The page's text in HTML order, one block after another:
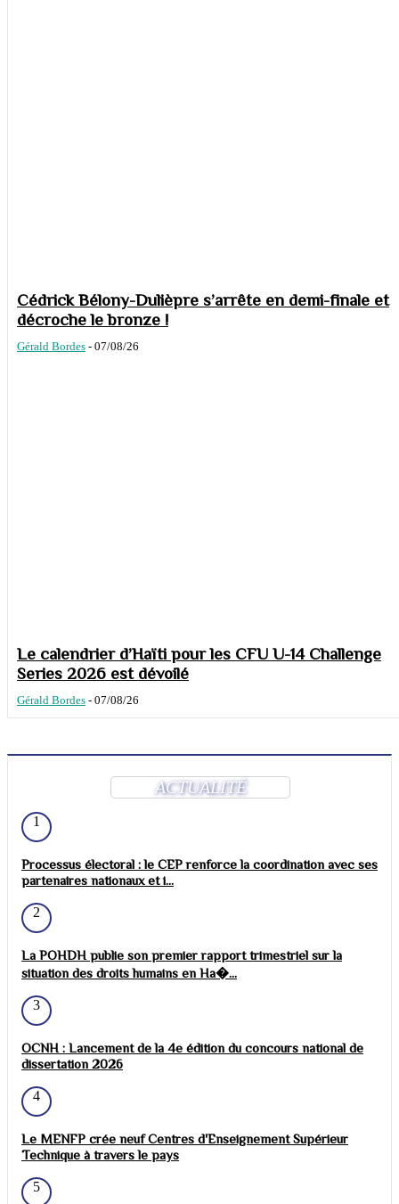
Cédrick Bélony-Dulièpre s’arrête en demi-finale et
décroche le bronze !
Gérald Bordes - 07/08/26
Le calendrier d’Haïti pour les CFU U-14 Challenge
Series 2026 est dévoilé
Gérald Bordes - 07/08/26
ACTUALITÉ
1
Processus électoral : le CEP renforce la coordination avec ses
partenaires nationaux et i...
2
La POHDH publie son premier rapport trimestriel sur la
situation des droits humains en Ha�...
3
OCNH : Lancement de la 4e édition du concours national de
dissertation 2026
4
Le MENFP crée neuf Centres d'Enseignement Supérieur
Technique à travers le pays
5